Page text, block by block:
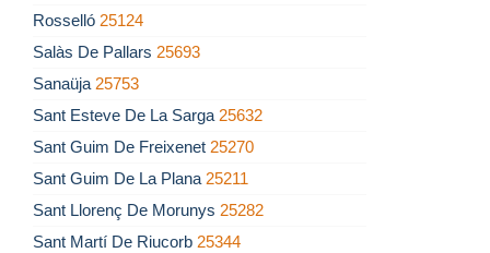
Rosselló 25124
Salàs De Pallars 25693
Sanaüja 25753
Sant Esteve De La Sarga 25632
Sant Guim De Freixenet 25270
Sant Guim De La Plana 25211
Sant Llorenç De Morunys 25282
Sant Martí De Riucorb 25344